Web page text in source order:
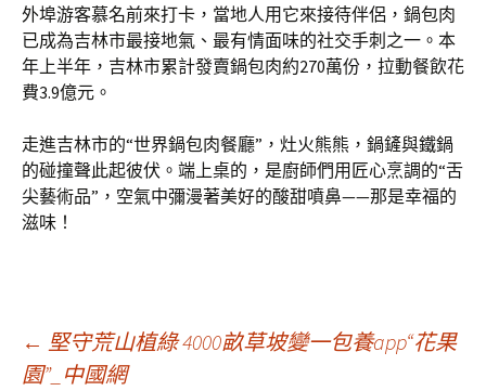
外埠游客慕名前來打卡，當地人用它來接待伴侶，鍋包肉
已成為吉林市最接地氣、最有情面味的社交手刺之一。本
年上半年，吉林市累計發賣鍋包肉約270萬份，拉動餐飲花
費3.9億元。
走進吉林市的“世界鍋包肉餐廳”，灶火熊熊，鍋鏟與鐵鍋
的碰撞聲此起彼伏。端上桌的，是廚師們用匠心烹調的“舌
尖藝術品”，空氣中彌漫著美好的酸甜噴鼻——那是幸福的
滋味！
文
← 堅守荒山植綠 4000畝草坡變一包養app“花果
園”_中國網